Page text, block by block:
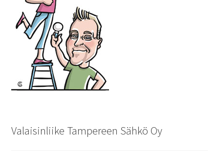
Valaisinliike Tampereen Sähkö Oy